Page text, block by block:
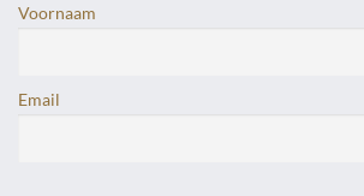
Voornaam
Email